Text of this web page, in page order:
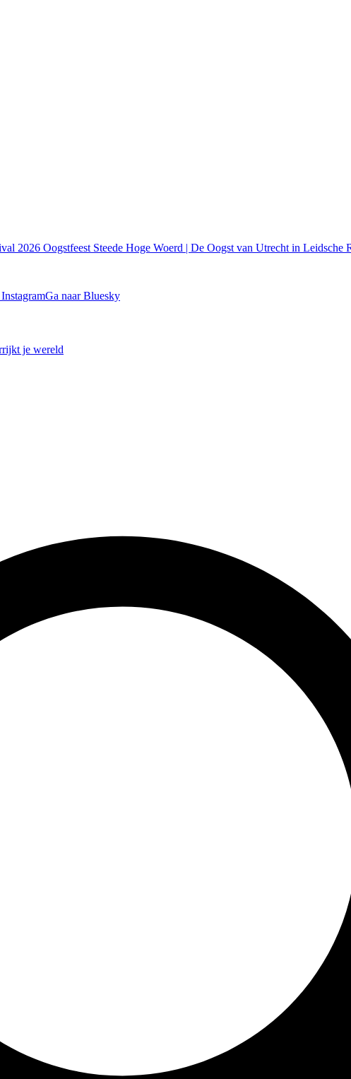
2026 Oogstfeest Steede Hoge Woerd | De Oogst van Utrecht in Leidsche
Ga naar Bluesky
je wereld